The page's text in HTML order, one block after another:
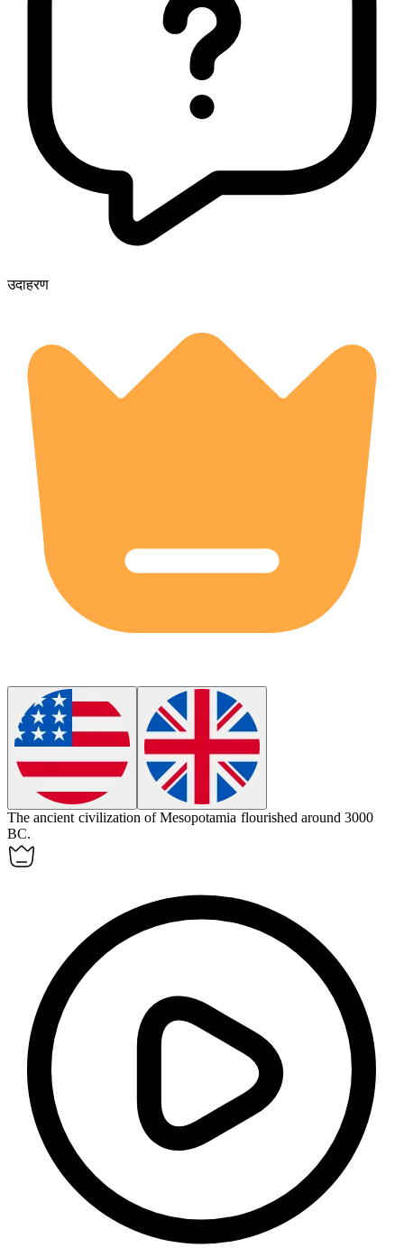
उदाहरण
The ancient civilization of Mesopotamia flourished around 3000
BC.